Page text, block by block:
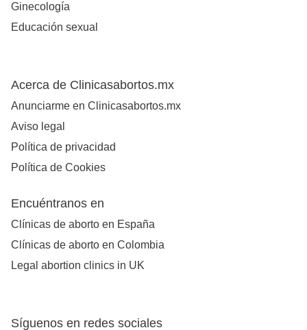
Ginecología
Educación sexual
Acerca de Clinicasabortos.mx
Anunciarme en Clinicasabortos.mx
Aviso legal
Política de privacidad
Política de Cookies
Encuéntranos en
Clínicas de aborto en España
Clínicas de aborto en Colombia
Legal abortion clinics in UK
Síguenos en redes sociales